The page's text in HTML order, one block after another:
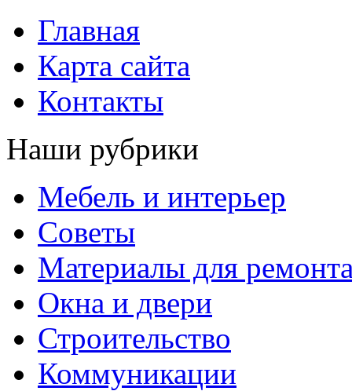
Главная
Карта сайта
Контакты
Наши рубрики
Мебель и интерьер
Советы
Материалы для
Окна и двери
Строительство
Коммуникации